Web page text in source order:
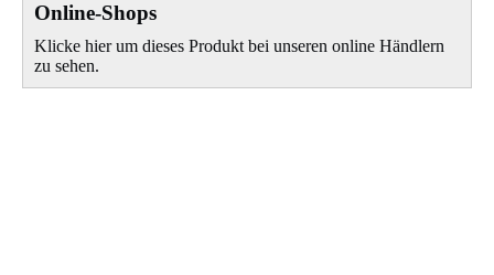
Online-Shops
Klicke hier um dieses Produkt bei unseren online Händlern
zu sehen.